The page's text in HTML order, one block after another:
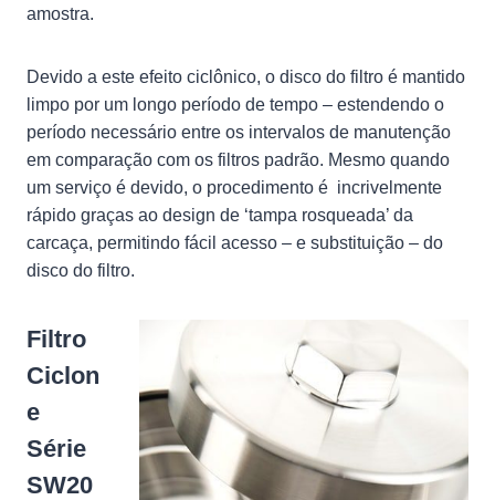
amostra.
Devido a este efeito ciclônico, o disco do filtro é mantido
limpo por um longo período de tempo – estendendo o
período necessário entre os intervalos de manutenção
em comparação com os filtros padrão. Mesmo quando
um serviço é devido, o procedimento é incrivelmente
rápido graças ao design de ‘tampa rosqueada’ da
carcaça, permitindo fácil acesso – e substituição – do
disco do filtro.
Filtro
Ciclon
e
Série
SW20